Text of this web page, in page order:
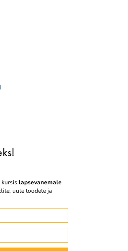
kursislapsevanemale
uute toodete ja